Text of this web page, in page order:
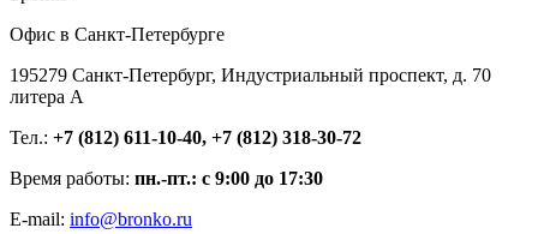
Офис в Санкт-Петербурге
195279 Санкт-Петербург, Индустриальный проспект, д. 70
литера А
Тел.: +7 (812) 611-10-40, +7 (812) 318-30-72
Время работы: пн.-пт.: с 9:00 до 17:30
E-mail: info@bronko.ru